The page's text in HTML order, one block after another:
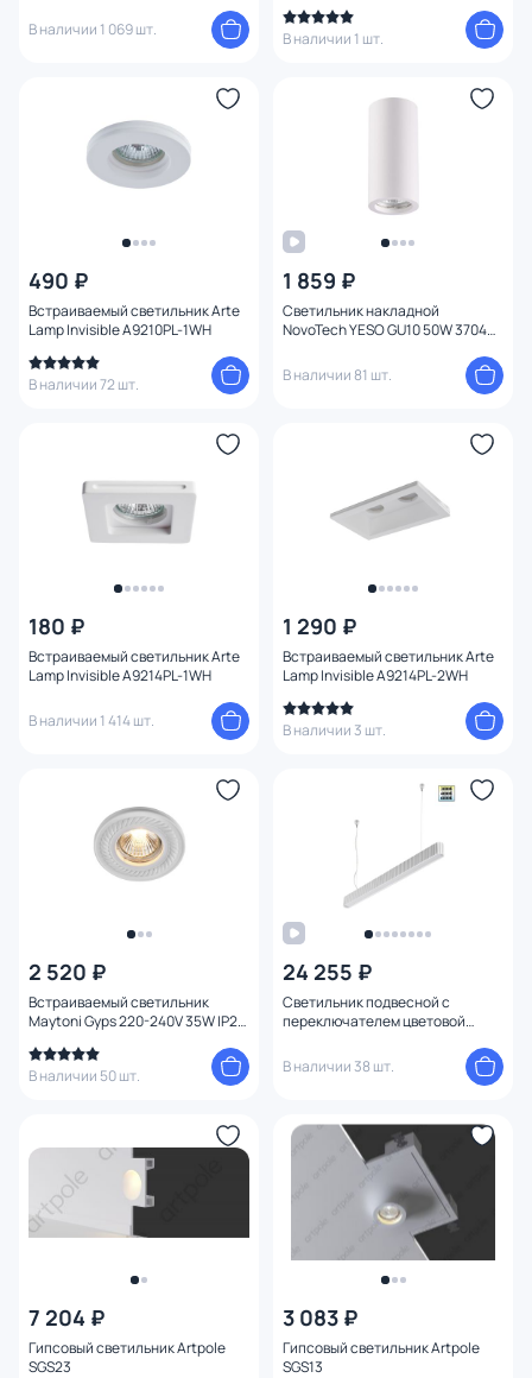
В наличии 1 069 шт.
В наличии 1 шт.
490 ₽
Встраиваемый светильник Arte
Lamp Invisible A9210PL-1WH
В наличии 72 шт.
1 859 ₽
Светильник накладной
NovoTech YESO GU10 50W 370465
В наличии 81 шт.
180 ₽
Встраиваемый светильник Arte
Lamp Invisible A9214PL-1WH
В наличии 1 414 шт.
1 290 ₽
Встраиваемый светильник Arte
Lamp Invisible A9214PL-2WH
В наличии 3 шт.
2 520 ₽
Встраиваемый светильник
Maytoni Gyps 220-240V 35W IP20
В наличии 50 шт.
24 255 ₽
Светильник подвесной с
переключателем цветовой
LED 28W 3000/4000/6000K
359404 OVER
В наличии 38 шт.
7 204 ₽
Гипсовый светильник Artpole
SGS23
3 083 ₽
Гипсовый светильник Artpole
SGS13